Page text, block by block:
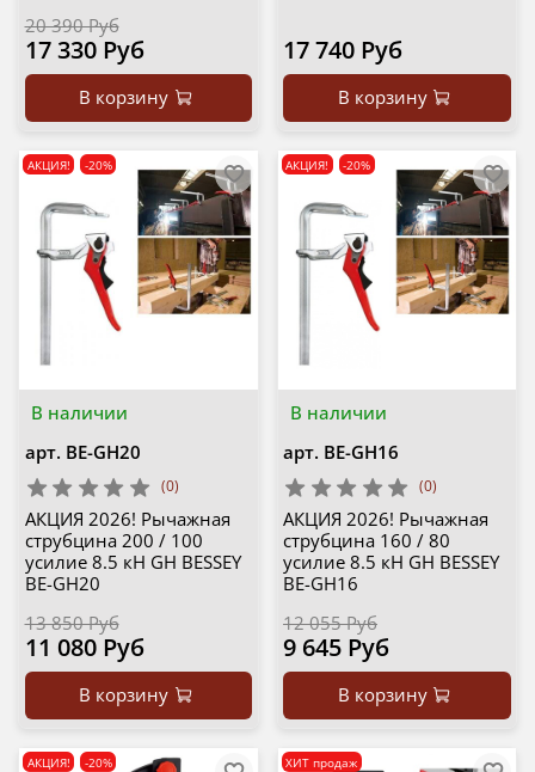
20 390 Руб
17 330 Руб
В корзину
17 740 Руб
В корзину
В наличии
АКЦИЯ! -20%
арт. BE-GH20
(0)
АКЦИЯ 2026! Рычажная
струбцина 200 / 100
усилие 8.5 кН GH BESSEY
BE-GH20
13 850 Руб
11 080 Руб
В корзину
В наличии
АКЦИЯ! -20%
арт. BE-GH16
(0)
АКЦИЯ 2026! Рычажная
струбцина 160 / 80
усилие 8.5 кН GH BESSEY
BE-GH16
12 055 Руб
9 645 Руб
В корзину
АКЦИЯ! -20% ХИТ продаж